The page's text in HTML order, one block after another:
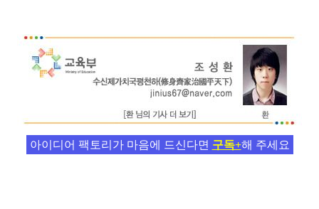
아이디어 팩토리가 마음에 드신다면 구독+해 주세요